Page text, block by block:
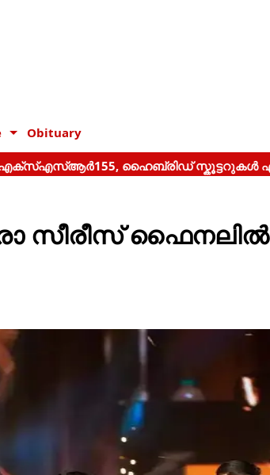
Obituary
സീരീസ് ഫൈനലിൽ